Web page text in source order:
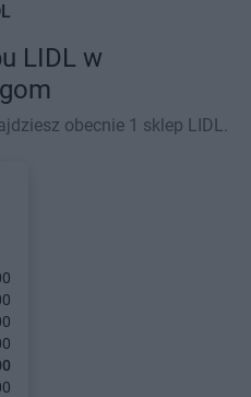
LIDL w
obecnie 1 sklep LIDL.